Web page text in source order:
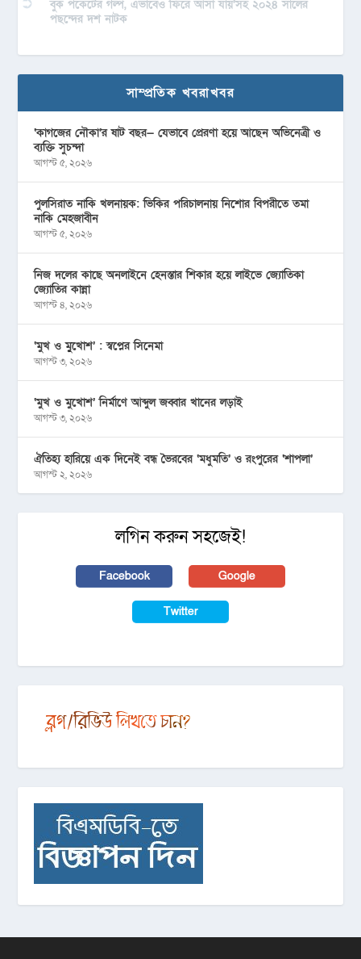
বুক পকেটের গল্প, এভাবেও ফিরে আসা যায়’সহ ২০২৪ সালের
পছন্দের দশ নাটক
সাম্প্রতিক খবরাখবর
‘কাগজের নৌকা’র ষাট বছর— যেভাবে প্রেরণা হয়ে আছেন অভিনেত্রী ও
ব্যক্তি সুচন্দা
আগস্ট ৫, ২০২৬
পুলসিরাত নাকি খলনায়ক: ভিকির পরিচালনায় নিশোর বিপরীতে তমা
নাকি মেহজাবীন
আগস্ট ৫, ২০২৬
নিজ দলের কাছে অনলাইনে হেনস্তার শিকার হয়ে লাইভে জ্যোতিকা
জ্যোতির কান্না
আগস্ট ৪, ২০২৬
‘মুখ ও মু্খোশ’ : স্বপ্নের সিনেমা
আগস্ট ৩, ২০২৬
‘মুখ ও মুখোশ’ নির্মাণে আব্দুল জব্বার খানের লড়াই
আগস্ট ৩, ২০২৬
ঐতিহ্য হারিয়ে এক দিনেই বন্ধ ভৈরবের ‘মধুমতি’ ও রংপুরের ‘শাপলা’
আগস্ট ২, ২০২৬
লগিন করুন সহজেই!
Facebook Google
Twitter